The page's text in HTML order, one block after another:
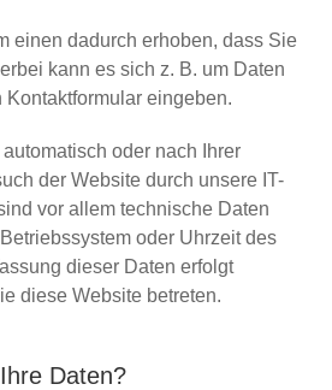
einen dadurch erhoben, dass Sie
kann es sich z. B. um Daten
eingeben.
oder nach Ihrer
der Website durch unsere IT-
vor allem technische Daten
oder Uhrzeit des
dieser Daten erfolgt
diese Website betreten.
Daten?